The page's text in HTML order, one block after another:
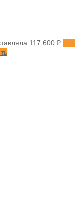
117 600 ₽.